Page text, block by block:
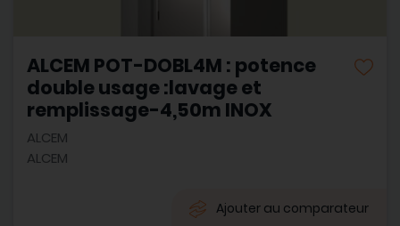
ALCEM POT-DOBL4M : potence
double usage :lavage et
remplissage-4,50m INOX
ALCEM
ALCEM
Ajouter au comparateur